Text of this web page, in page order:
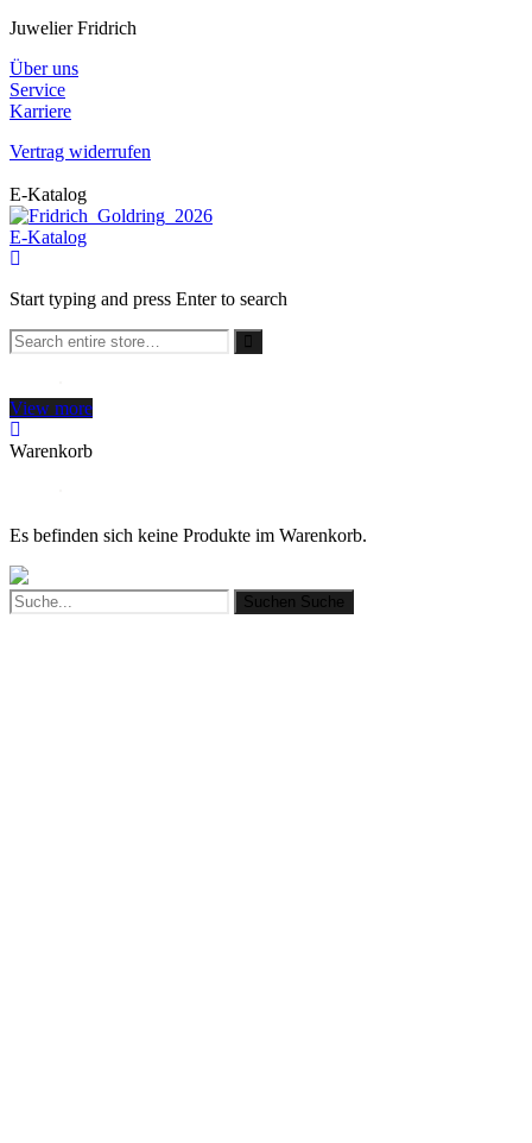
Juwelier Fridrich
Über uns
Service
Karriere
Vertrag widerrufen
E-Katalog
E-Katalog
Start typing and press Enter to search
View more
Warenkorb
Es befinden sich keine Produkte im Warenkorb.
Suchen Suche